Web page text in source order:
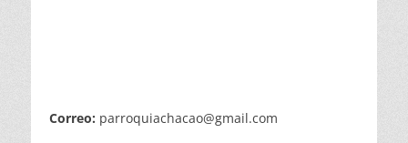
Correo: parroquiachacao@gmail.com